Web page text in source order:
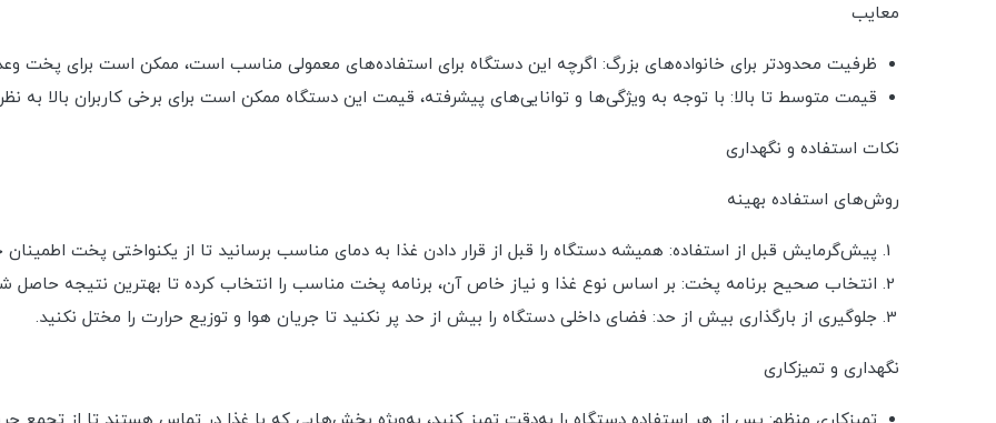
معایب
ظرفیت محدودتر برای خانواده‌های بزرگ: اگرچه این دستگاه برای استفاده‌های معمولی مناسب است، ممکن است برای پخت
قیمت متوسط تا بالا: با توجه به ویژگی‌ها و توانایی‌های پیشرفته، قیمت این دستگاه ممکن است برای برخی کاربران بالا به
نکات استفاده و نگهداری
روش‌های استفاده بهینه
پیش‌گرمایش قبل از استفاده: همیشه دستگاه را قبل از قرار دادن غذا به دمای مناسب برسانید تا از یکنواختی پخت
انتخاب صحیح برنامه پخت: بر اساس نوع غذا و نیاز خاص آن، برنامه پخت مناسب را انتخاب کرده تا بهترین نتیجه حاصل
جلوگیری از بارگذاری بیش از حد: فضای داخلی دستگاه را بیش از حد پر نکنید تا جریان هوا و توزیع حرارت را مختل نکنید.
نگهداری و تمیزکاری